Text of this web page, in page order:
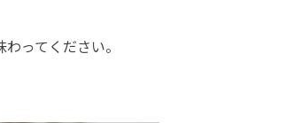
ってください。